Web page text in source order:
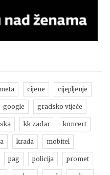
cijene cijepljenje
google gradsko vijeće
kk zadar koncert
krađa mobitel
pag policija promet